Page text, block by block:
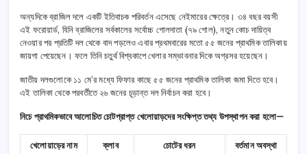
অন্যদিকে ব্রাজিল দলে একটি ইতিবাচক পরিবর্তন এসেছে নেইমারের ক্ষেত্রে। ৩৪ বছর বয়সী
এই ফরোয়ার্ড, যিনি ব্রাজিলের সর্বকালের সর্বোচ্চ গোলদাতা (৭৯ গোল), নতুন কোচ দায়িত্ব
নেওয়ার পর প্রতিটি দল থেকে বাদ পড়লেও এবার প্রথমবারের মতো ৫৫ জনের প্রাথমিক তালিকায়
জায়গা পেয়েছেন। ফলে তিনি চতুর্থ বিশ্বকাপে খেলার সম্ভাবনার দিকে অগ্রসর হয়েছেন।
জাতীয় দলগুলোকে ১১ মে’র মধ্যে ফিফার কাছে ৫৫ জনের প্রাথমিক তালিকা জমা দিতে হবে।
এই তালিকা থেকে পরবর্তীতে ২৬ জনের চূড়ান্ত দল নির্বাচন করা হবে।
নিচে প্রাথমিকভাবে আলোচিত চোটপ্রাপ্ত খেলোয়াড়দের সংক্ষিপ্ত তথ্য উপস্থাপন করা হলো—
খেলোয়াড়ের নাম ক্লাব চোটের ধরন
বর্তমান অবস্থা